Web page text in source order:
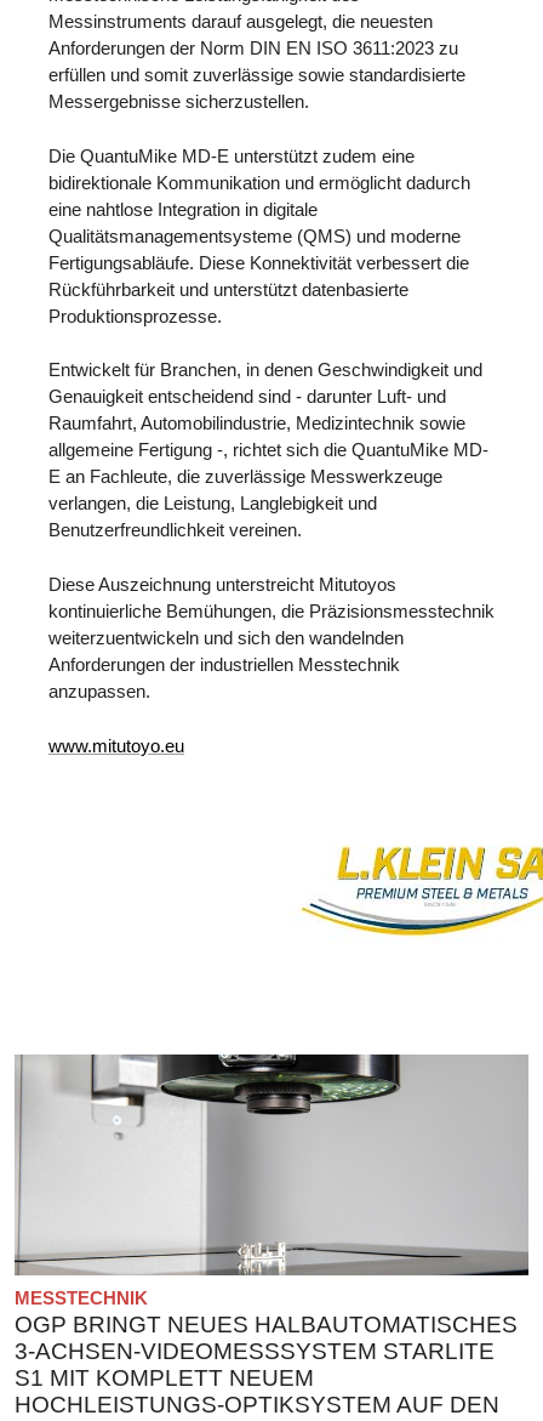
Messinstruments darauf ausgelegt, die neuesten
Anforderungen der Norm DIN EN ISO 3611:2023 zu
erfüllen und somit zuverlässige sowie standardisierte
Messergebnisse sicherzustellen.
Die QuantuMike MD-E unterstützt zudem eine
bidirektionale Kommunikation und ermöglicht dadurch
eine nahtlose Integration in digitale
Qualitätsmanagementsysteme (QMS) und moderne
Fertigungsabläufe. Diese Konnektivität verbessert die
Rückführbarkeit und unterstützt datenbasierte
Produktionsprozesse.
Entwickelt für Branchen, in denen Geschwindigkeit und
Genauigkeit entscheidend sind - darunter Luft- und
Raumfahrt, Automobilindustrie, Medizintechnik sowie
allgemeine Fertigung -, richtet sich die QuantuMike MD-
E an Fachleute, die zuverlässige Messwerkzeuge
verlangen, die Leistung, Langlebigkeit und
Benutzerfreundlichkeit vereinen.
Diese Auszeichnung unterstreicht Mitutoyos
kontinuierliche Bemühungen, die Präzisionsmesstechnik
weiterzuentwickeln und sich den wandelnden
Anforderungen der industriellen Messtechnik
anzupassen.
www.mitutoyo.eu
MESSTECHNIK
OGP BRINGT NEUES HALBAUTOMATISCHES
3-ACHSEN-VIDEOMESSSYSTEM STARLITE
S1 MIT KOMPLETT NEUEM
HOCHLEISTUNGS-OPTIKSYSTEM AUF DEN